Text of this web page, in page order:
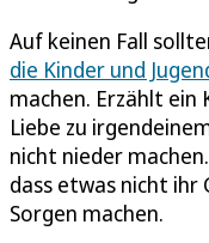
Auf keinen Fall
die Kinder und
machen. Erzählt ein
Liebe zu
nicht nieder
dass etwas nicht ihr
Sorgen machen.